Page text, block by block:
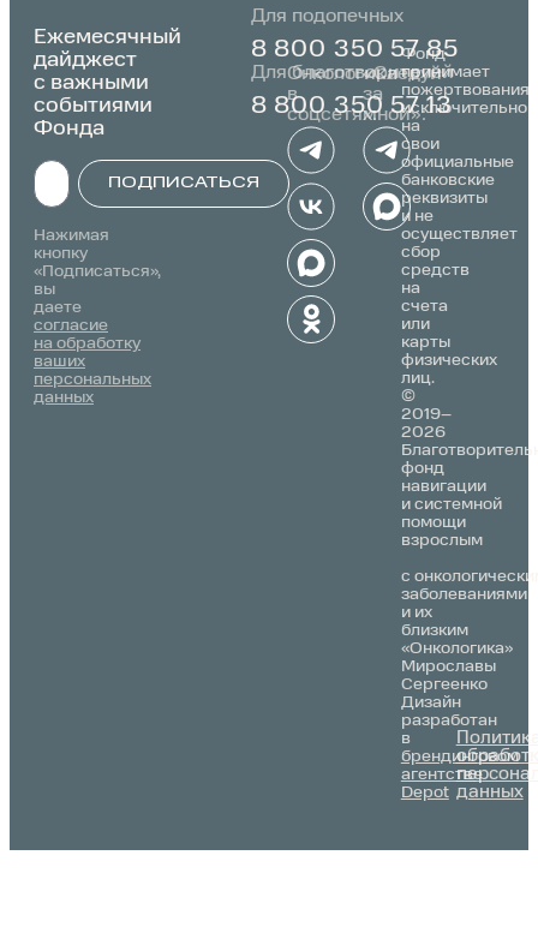
Для подопечных
8 800 350 57 85
Для благотворителей
8 800 350 57 13
Ежемесячный
дайджест
с важными
событиями
Фонда
ПОДПИСАТЬСЯ
Нажимая
кнопку
«Подписаться»,
вы
даете
согласие
на обработку
ваших
персональных
данных
Онкологика
в
соцсетях:
«Следуй
за
мной»:
Дизайн
разработан
в
брендинговом
агентстве
Depot
©
2019–
2026
фонд
навигации
и системной
помощи
взрослым
с
заболеваниями
и их
близким
«Онкологика»
Мирославы
Сергеенко
Фонд
принимает
пожертвования
исключительно
на
свои
официальные
банковские
реквизиты
и не
осуществляет
сбор
средств
на
счета
или
карты
физических
лиц.
данных